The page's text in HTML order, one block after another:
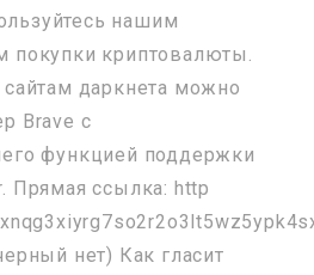
нашим
покупки криптовалюты.
даркнета можно
Brave с
функцией поддержки
Прямая ссылка: http
нет) Как гласит